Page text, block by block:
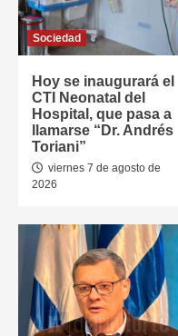
Sociedad
Hoy se inaugurará el
CTI Neonatal del
Hospital, que pasa a
llamarse “Dr. Andrés
Toriani”
viernes 7 de agosto de
2026